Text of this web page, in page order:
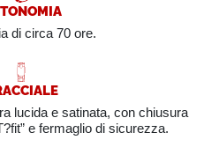
di circa 70 ore.
lucida e satinata, con chiusura
e fermaglio di sicurezza.